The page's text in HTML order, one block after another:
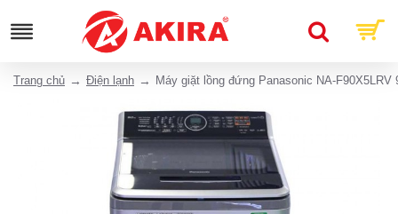
Trang chủ Điện lạnh Máy giặt lồng đứng Panasonic NA-F90X5LRV